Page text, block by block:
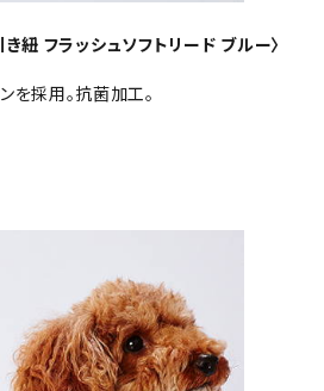
紐 フラッシュソフトリード ブルー〉
を採用。抗菌加工。